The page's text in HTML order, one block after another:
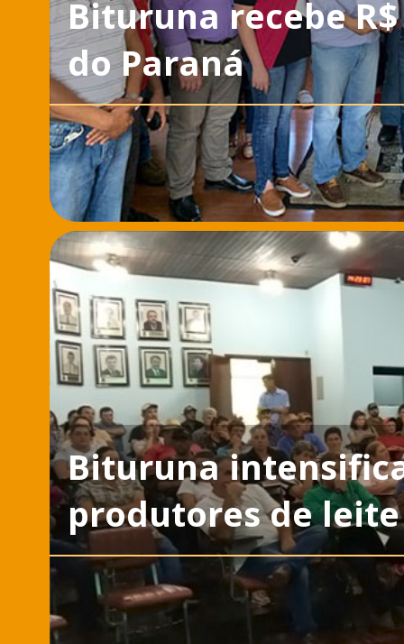
Bituruna recebe
do Paraná
Bituruna
produtores de leite